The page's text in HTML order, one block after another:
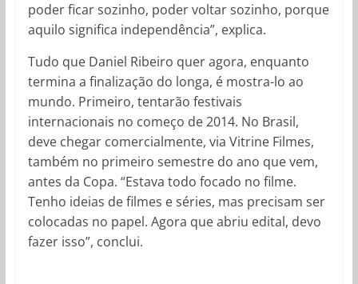
poder ficar sozinho, poder voltar sozinho, porque
aquilo significa independência”, explica.
Tudo que Daniel Ribeiro quer agora, enquanto
termina a finalização do longa, é mostra-lo ao
mundo. Primeiro, tentarão festivais
internacionais no começo de 2014. No Brasil,
deve chegar comercialmente, via Vitrine Filmes,
também no primeiro semestre do ano que vem,
antes da Copa. “Estava todo focado no filme.
Tenho ideias de filmes e séries, mas precisam ser
colocadas no papel. Agora que abriu edital, devo
fazer isso”, conclui.